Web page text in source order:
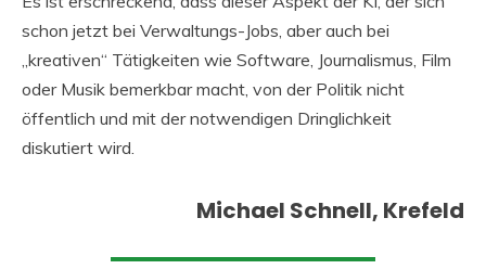
schon jetzt bei Verwaltungs-Jobs, aber auch bei
„kreativen“ Tätigkeiten wie Software, Journalismus, Film
oder Musik bemerkbar macht, von der Politik nicht
öffentlich und mit der notwendigen Dringlichkeit
diskutiert wird.
Michael Schnell, Krefeld